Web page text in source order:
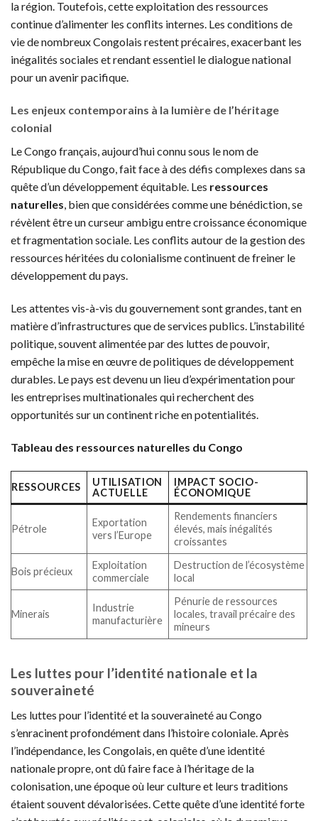
la région. Toutefois, cette exploitation des ressources
continue d’alimenter les conflits internes. Les conditions de
vie de nombreux Congolais restent précaires, exacerbant les
inégalités sociales et rendant essentiel le dialogue national
pour un avenir pacifique.
Les enjeux contemporains à la lumière de l’héritage
colonial
Le Congo français, aujourd’hui connu sous le nom de
République du Congo, fait face à des défis complexes dans sa
quête d’un développement équitable. Les ressources
naturelles, bien que considérées comme une bénédiction, se
révèlent être un curseur ambigu entre croissance économique
et fragmentation sociale. Les conflits autour de la gestion des
ressources héritées du colonialisme continuent de freiner le
développement du pays.
Les attentes vis-à-vis du gouvernement sont grandes, tant en
matière d’infrastructures que de services publics. L’instabilité
politique, souvent alimentée par des luttes de pouvoir,
empêche la mise en œuvre de politiques de développement
durables. Le pays est devenu un lieu d’expérimentation pour
les entreprises multinationales qui recherchent des
opportunités sur un continent riche en potentialités.
Tableau des ressources naturelles du Congo
RESSOURCES
UTILISATION
ACTUELLE
IMPACT SOCIO-
ÉCONOMIQUE
Pétrole
Exportation
vers l’Europe
Rendements financiers
élevés, mais inégalités
croissantes
Bois précieux
Exploitation
commerciale
Destruction de l’écosystème
local
Minerais
Industrie
manufacturière
Pénurie de ressources
locales, travail précaire des
mineurs
Les luttes pour l’identité nationale et la
souveraineté
Les luttes pour l’identité et la souveraineté au Congo
s’enracinent profondément dans l’histoire coloniale. Après
l’indépendance, les Congolais, en quête d’une identité
nationale propre, ont dû faire face à l’héritage de la
colonisation, une époque où leur culture et leurs traditions
étaient souvent dévalorisées. Cette quête d’une identité forte